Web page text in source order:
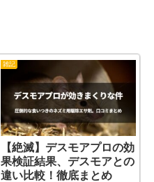
雑記
【絶滅】デスモアプロの効
果検証結果、デスモアとの
違い比較！徹底まとめ